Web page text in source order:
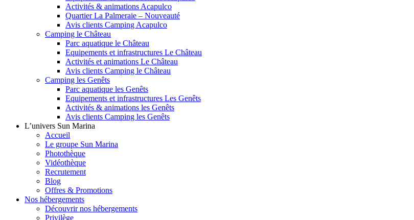
Activités & animations Acapulco
Quartier La Palmeraie – Nouveauté
Avis clients Camping Acapulco
Camping le Château
Parc aquatique le Château
Equipements et infrastructures Le Château
Activités et animations Le Château
Avis clients Camping le Château
Camping les Genêts
Parc aquatique les Genêts
Equipements et infrastructures Les Genêts
Activités & animations les Genêts
Avis clients Camping les Genêts
L’univers Sun Marina
Accueil
Le groupe Sun Marina
Photothèque
Vidéothèque
Recrutement
Blog
Offres & Promotions
Nos hébergements
Découvrir nos hébergements
Privilège